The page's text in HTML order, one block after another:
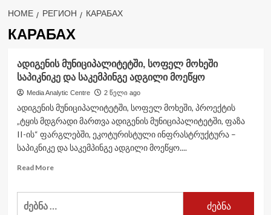
HOME РЕГИОН КАРАБАХ
КАРАБАХ
ადიგენის მუნიციპალიტეტში, სოფელ მოხეში
საპიკნიკე და საკემპინგე ადგილი მოეწყო
Media Analytic Centre 2 წელი ago
ადიგენის მუნიციპალიტეტში, სოფელ მოხეში, პროექტის
„ტყის მდგრადი მართვა ადიგენის მუნიციპალიტეტში, ფაზა
II-ის“ ფარგლებში, ეკოტურისტული ინფრასტრუქტურა –
საპიკნიკე და საკემპინგე ადგილი მოეწყო....
Read MoreRead
მუნიციპალიტეტში,
ძებნა: